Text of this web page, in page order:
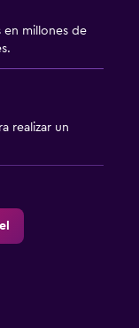
en millones de
realizar un